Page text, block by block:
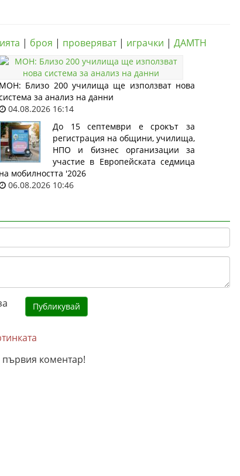
| броя | проверяват| играчки | ДАМТН
МОН: Близо 200 училища ще използват нова
за анализ на данни
04.08.2026 16:14
До 15 септември е срокът за
регистрация на общини, училища,
НПО и бизнес организации за
участие в Европейската седмица
на мобилността '2026
06.08.2026 10:46
коментар!